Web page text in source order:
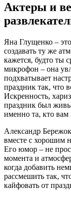
Актеры и
Яна Глущенко –
создавать ту же
кажется, будто ты
микрофон – она
подхватывает
праздник так, что
Искренность,
праздник был
именно та, кто
Александр
вместе с хорошим
Его юмор – не
момента и
когда добавить
рассмешить так,
кайфовать от